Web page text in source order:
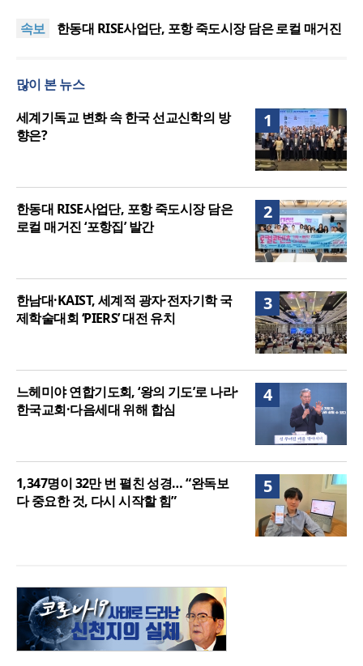
속보
여”
한동대 RISE사업단, 포항 죽도시장 담은 로컬 매거진
느헤미야 연합기도회, ‘왕의 기도’로 나라·한국교회·다
세기총 “자유를 지키며 하나 된 희망의 미래를 향하
여”
많이 본 뉴스
1
세계기독교 변화 속 한국 선교신학의 방
향은?
2
한동대 RISE사업단, 포항 죽도시장 담은
로컬 매거진 ‘포항집’ 발간
3
한남대·KAIST, 세계적 광자·전자기학 국
제학술대회 ‘PIERS’ 대전 유치
4
느헤미야 연합기도회, ‘왕의 기도’로 나라·
한국교회·다음세대 위해 합심
5
1,347명이 32만 번 펼친 성경… “완독보
다 중요한 것, 다시 시작할 힘”